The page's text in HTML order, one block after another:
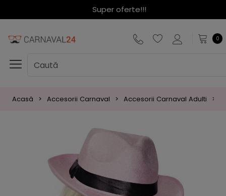
Super oferte!!!
0
Acasă Accesorii Carnaval Accesorii Carnaval Adulti